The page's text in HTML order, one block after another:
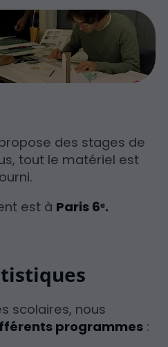
des stages de
tout le matériel est
est à Paris 6ᵉ.
scolaires, nous
programmes :